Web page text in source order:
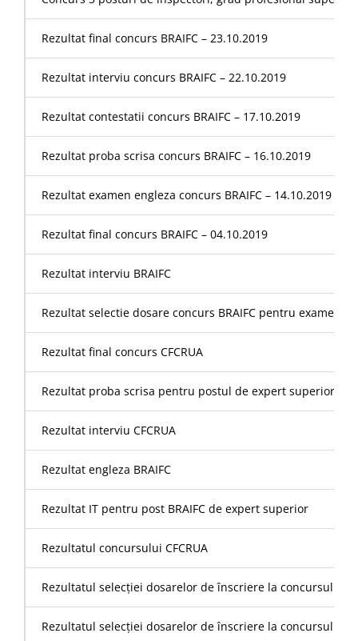
Rezultat final concurs BRAIFC – 23.10.2019
Rezultat interviu concurs BRAIFC – 22.10.2019
Rezultat contestatii concurs BRAIFC – 17.10.2019
Rezultat proba scrisa concurs BRAIFC – 16.10.2019
Rezultat examen engleza concurs BRAIFC – 14.10.2019
Rezultat final concurs BRAIFC – 04.10.2019
Rezultat interviu BRAIFC
Rezultat selectie dosare concurs BRAIFC pentru examen
Rezultat final concurs CFCRUA
Rezultat proba scrisa pentru postul de expert superior la
Rezultat interviu CFCRUA
Rezultat engleza BRAIFC
Rezultat IT pentru post BRAIFC de expert superior
Rezultatul concursului CFCRUA
Rezultatul selecției dosarelor de înscriere la concursul
Rezultatul selecției dosarelor de înscriere la concursul